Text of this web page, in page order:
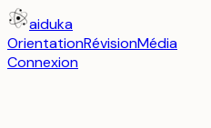
aiduka
OrientationRévisionMédia
Connexion